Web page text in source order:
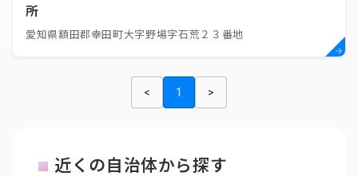
所
愛知県額田郡幸田町大字野場字石荒２３番地
< 1 >
近くの自治体から探す